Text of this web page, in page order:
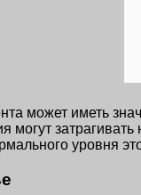
может иметь
затрагивать
уровня